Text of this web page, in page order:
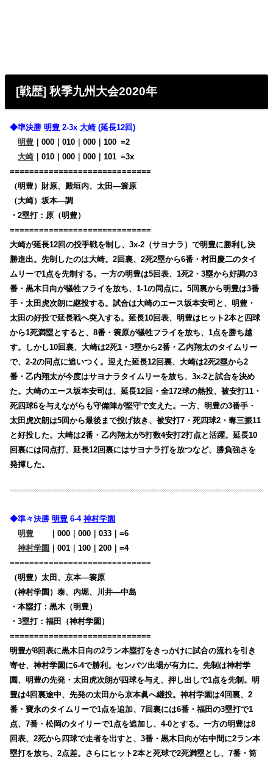
[戦歴] 秋季九州大会2020年
◆準決勝明豊 2-3x大崎(延長12回)
明豊 ｜000｜010｜000｜100 0=2
大崎｜010｜000｜000｜101 0=3x
=============================
（明豊）財原、殿垣内、太田―簑原
（大崎）坂本―調
・2塁打：原（明豊）
=============================
大崎が延長12回の投手戦を制し、3x-2（サヨナラ）で明豊に勝利し決
勝進出。先制したのは大崎。2回裏、2死2塁から6番・村田慶二のタイ
ムリーで1点を先制する。一方の明豊は5回表、1死2・3塁から好調の3
番・黒木日向が犠牲フライを放ち、1-1の同点に。5回裏から明豊は3番
手・太田虎次朗に継投する。試合は大崎のエース坂本安司と、明豊・
太田の好投で延長戦へ突入する。延長10回表、明豊はヒット2本と四球
から1死満塁とすると、8番・簑原が犠牲フライを放ち、1点を勝ち越
す。しかし10回裏、大崎は2死1・3塁から2番・乙内翔太のタイムリー
で、2-2の同点に追いつく。迎えた延長12回裏、大崎は2死2塁から2
番・乙内翔太が今度はサヨナラタイムリーを放ち、3x-2と試合を決め
た。大崎のエース坂本安司は、延長12回・全172球の熱投、被安打11・
死四球6を与えながらも守備陣が堅守で支えた。一方、明豊の3番手・
太田虎次朗は5回から最後まで投げ抜き、被安打7・死四球2・奪三振11
と好投した。大崎は2番・乙内翔太が5打数4安打2打点と活躍。延長10
回裏には同点打、延長12回裏にはサヨナラ打を放つなど、勝負強さを
発揮した。
◆準々決勝明豊 6-4神村学園
明豊
｜000｜000｜033｜=6
神村学園 ｜001｜100｜200｜=4
=============================
（明豊）太田、京本―簑原
（神村学園）泰、内堀、川井―中島
・本塁打：黒木（明豊）
・3塁打：福田（神村学園）
=============================
明豊が8回表に黒木日向の2ラン本塁打をきっかけに試合の流れを引き
寄せ、神村学園に6-4で勝利。センバツ出場が有力に。先制は神村学
園、明豊の先発・太田虎次朗が四球を与え、押し出しで1点を先制。明
豊は4回裏途中、先発の太田から京本眞へ継投。神村学園は4回裏、2
番・寶永のタイムリーで1点を追加、7回裏には6番・福田の3塁打で1
点、7番・松岡のタイリーで1点を追加し、4-0とする。一方の明豊は8
回表、2死から四球で走者を出すと、3番・黒木日向が右中間に2ラン本
塁打を放ち、2点差。さらにヒット2本と死球で2死満塁とし、7番・筒